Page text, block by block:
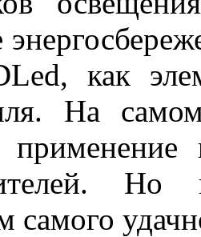
как
На
Но
самого